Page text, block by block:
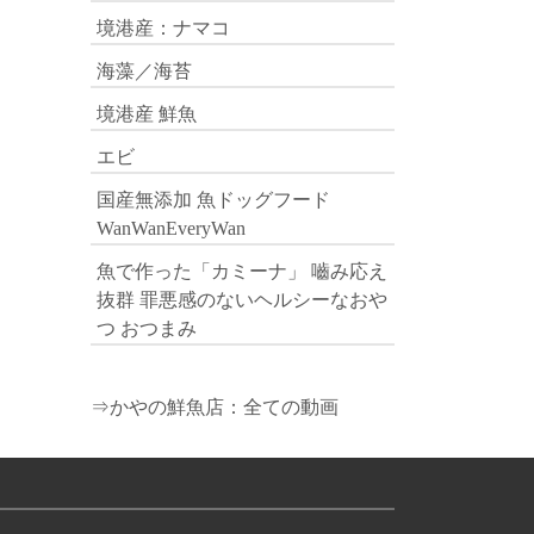
境港産：ナマコ
海藻／海苔
境港産 鮮魚
エビ
国産無添加 魚ドッグフード
WanWanEveryWan
魚で作った「カミーナ」 嚙み応え
抜群 罪悪感のないヘルシーなおや
つ おつまみ
⇒かやの鮮魚店：全ての動画